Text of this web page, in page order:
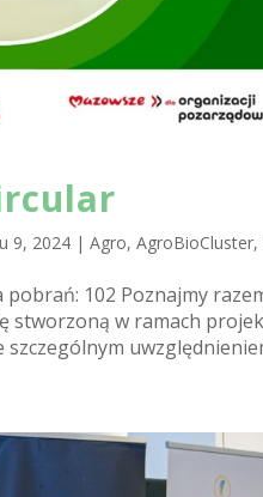
9, 2024 |Agro,AgroBioCluster,
102 Poznajmy
stworzoną w ramach